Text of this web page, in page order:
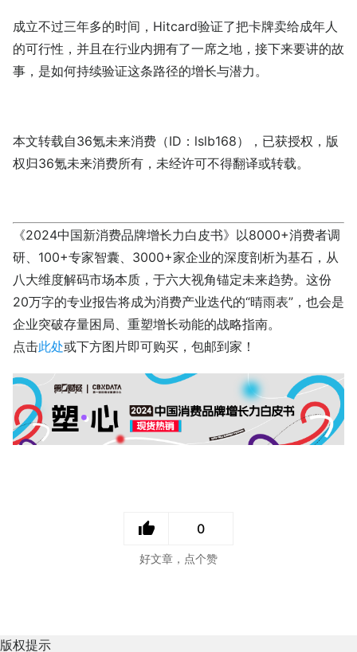
成立不过三年多的时间，Hitcard验证了把卡牌卖给成年人
的可行性，并且在行业内拥有了一席之地，接下来要讲的故
事，是如何持续验证这条路径的增长与潜力。
本文转载自36氪未来消费（ID：lslb168），已获授权，版
权归36氪未来消费所有，未经许可不得翻译或转载。
《2024中国新消费品牌增长力白皮书》以8000+消费者调
研、100+专家智囊、3000+家企业的深度剖析为基石，从
八大维度解码市场本质，于六大视角锚定未来趋势。这份
20万字的专业报告将成为消费产业迭代的“晴雨表”，也会是
企业突破存量困局、重塑增长动能的战略指南。
点击此处或下方图片即可购买，包邮到家！
0
好文章，点个赞
版权提示